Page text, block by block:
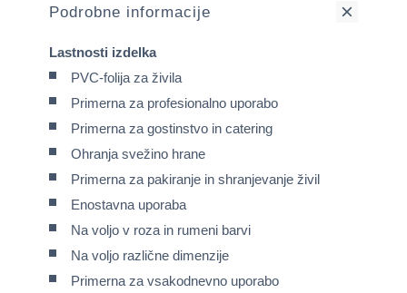
Podrobne informacije
Lastnosti izdelka
PVC-folija za živila
Primerna za profesionalno uporabo
Primerna za gostinstvo in catering
Ohranja svežino hrane
Primerna za pakiranje in shranjevanje živil
Enostavna uporaba
Na voljo v roza in rumeni barvi
Na voljo različne dimenzije
Primerna za vsakodnevno uporabo